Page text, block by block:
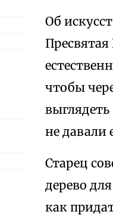
Об
чтобы
не давали
Старец
дерево
как